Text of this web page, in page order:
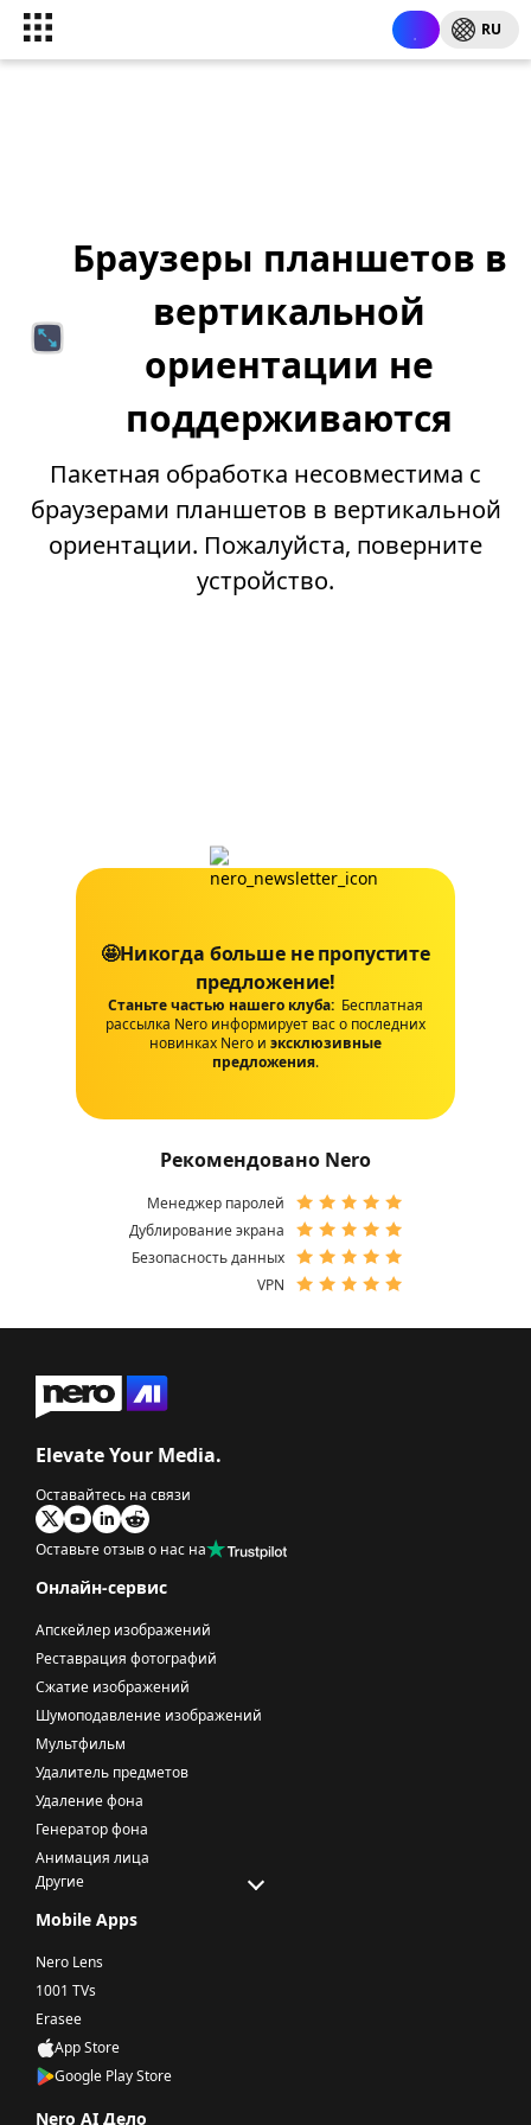
RU
Браузеры планшетов в
вертикальной
ориентации не
поддерживаются
Пакетная обработка несовместима с
браузерами планшетов в вертикальной
ориентации. Пожалуйста, поверните
устройство.
🤩Никогда больше не пропустите
предложение!
Станьте частью нашего клуба: Бесплатная
рассылка Nero информирует вас о последних
новинках Nero и эксклюзивные
предложения.
Рекомендовано Nero
Менеджер паролей
Дублирование экрана
Безопасность данных
VPN
Elevate Your Media.
Оставайтесь на связи
Оставьте отзыв о нас на
Онлайн-сервис
Апскейлер изображений
Реставрация фотографий
Сжатие изображений
Шумоподавление изображений
Мультфильм
Удалитель предметов
Удаление фона
Генератор фона
Анимация лица
Другие
Mobile Apps
Nero Lens
1001 TVs
Erasee
App Store
Google Play Store
Nero AI Дело